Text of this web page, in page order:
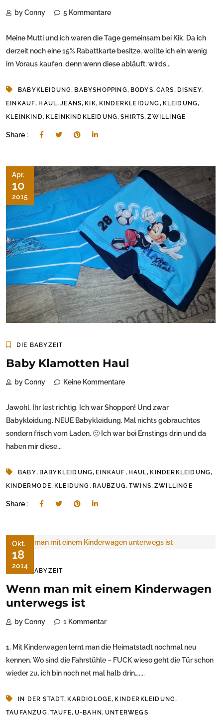
by Conny 5 Kommentare
Meine Mutti und ich waren die Tage gemeinsam bei Kik. Da ich
derzeit noch eine 15% Rabattkarte besitze, wollte ich ein wenig
im Voraus kaufen, denn wenn diese abläuft, wirds...
BABYKLEIDUNG, BABYSHOPPING, BODYS, CARS, DISNEY,
EINKAUF, HAUL,JEANS, KIK, KINDERKLEIDUNG , KLEIDUNG,
KLEINKIND, KLEINKINDKLEIDUNG,SHIRTS,ZWILLINGE
Share :
Apr.
10
2015
DIE BABYZEIT
Baby Klamotten Haul
by Conny Keine Kommentare
Jawohl, Ihr lest richtig. Ich war Shoppen! Und zwar
Babykleidung. NEUE Babykleidung. Mal nichts gebrauchtes
sondern frisch vom Laden. 🙂 Ich war bei Ernstings drin und da
haben mir diese...
BABY, BABYKLEIDUNG, EINKAUF, HAUL, KINDERKLEIDUNG,
KINDERMODE, KLEIDUNG , RAUBZUG,TWINS,ZWILLINGE
Share :
Okt.
18
2014
DIE BABYZEIT
Wenn man mit einem Kinderwagen
unterwegs ist
by Conny 1 Kommentar
1. Mit Kinderwagen lernt man die Heimatstadt nochmal neu
kennen. Wo sind die Fahrstühle – FUCK wieso geht die Tür schon
wieder zu, ich bin noch net mal halb drin…....
IN DER STADT, KARDIOLOGE, KINDERKLEIDUNG,
TAUFANZUG, TAUFE, U-BAHN,UNTERWEGS